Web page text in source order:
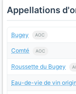
Appellations
Bugey AOC
Comté AOC
Roussette du Bugey
Eau-de-vie de vin